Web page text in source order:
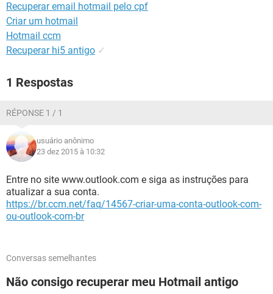
Recuperar email hotmail pelo cpf
Criar um hotmail
Hotmail ccm
Recuperar hi5 antigo ✓
1 Respostas
RÉPONSE 1 / 1
usuário anônimo
23 dez 2015 à 10:32
Entre no site www.outlook.com e siga as instruções para
atualizar a sua conta.
https://br.ccm.net/faq/14567-criar-uma-conta-outlook-com-
ou-outlook-com-br
Conversas semelhantes
Não consigo recuperar meu Hotmail antigo